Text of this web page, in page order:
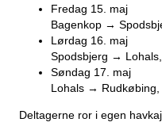
Fredag 15. maj
Bagenkop →
Lørdag 16. maj
Spodsbjerg →
Søndag 17. maj
Lohals → Rudkøbing,
Deltagerne ror i egen